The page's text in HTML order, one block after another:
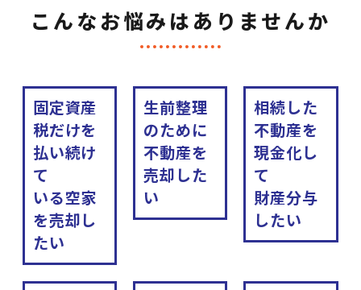
こんなお悩みはありませんか
固定資産
税だけを
払い続け
て
いる空家
を売却し
たい
生前整理
のために
不動産を
売却した
い
相続した
不動産を
現金化し
て
財産分与
したい